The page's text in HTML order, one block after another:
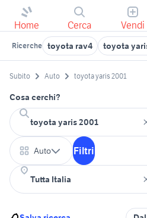
Home Cerca Vendi
Ricerche toyota rav4 toyota
Subito Auto toyota yaris 2001
Cosa cerchi?
Auto Filtri